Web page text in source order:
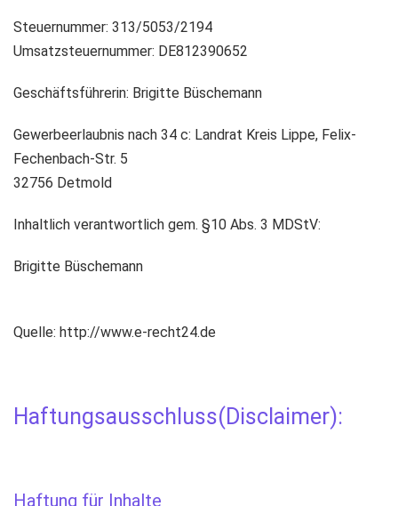
Steuernummer: 313/5053/2194
Umsatzsteuernummer: DE812390652
Geschäftsführerin: Brigitte Büschemann
Gewerbeerlaubnis nach 34 c: Landrat Kreis Lippe, Felix-
Fechenbach-Str. 5
32756 Detmold
Inhaltlich verantwortlich gem. §10 Abs. 3 MDStV:
Brigitte Büschemann
Quelle: http://www.e-recht24.de
Haftungsausschluss(Disclaimer):
Haftung für Inhalte